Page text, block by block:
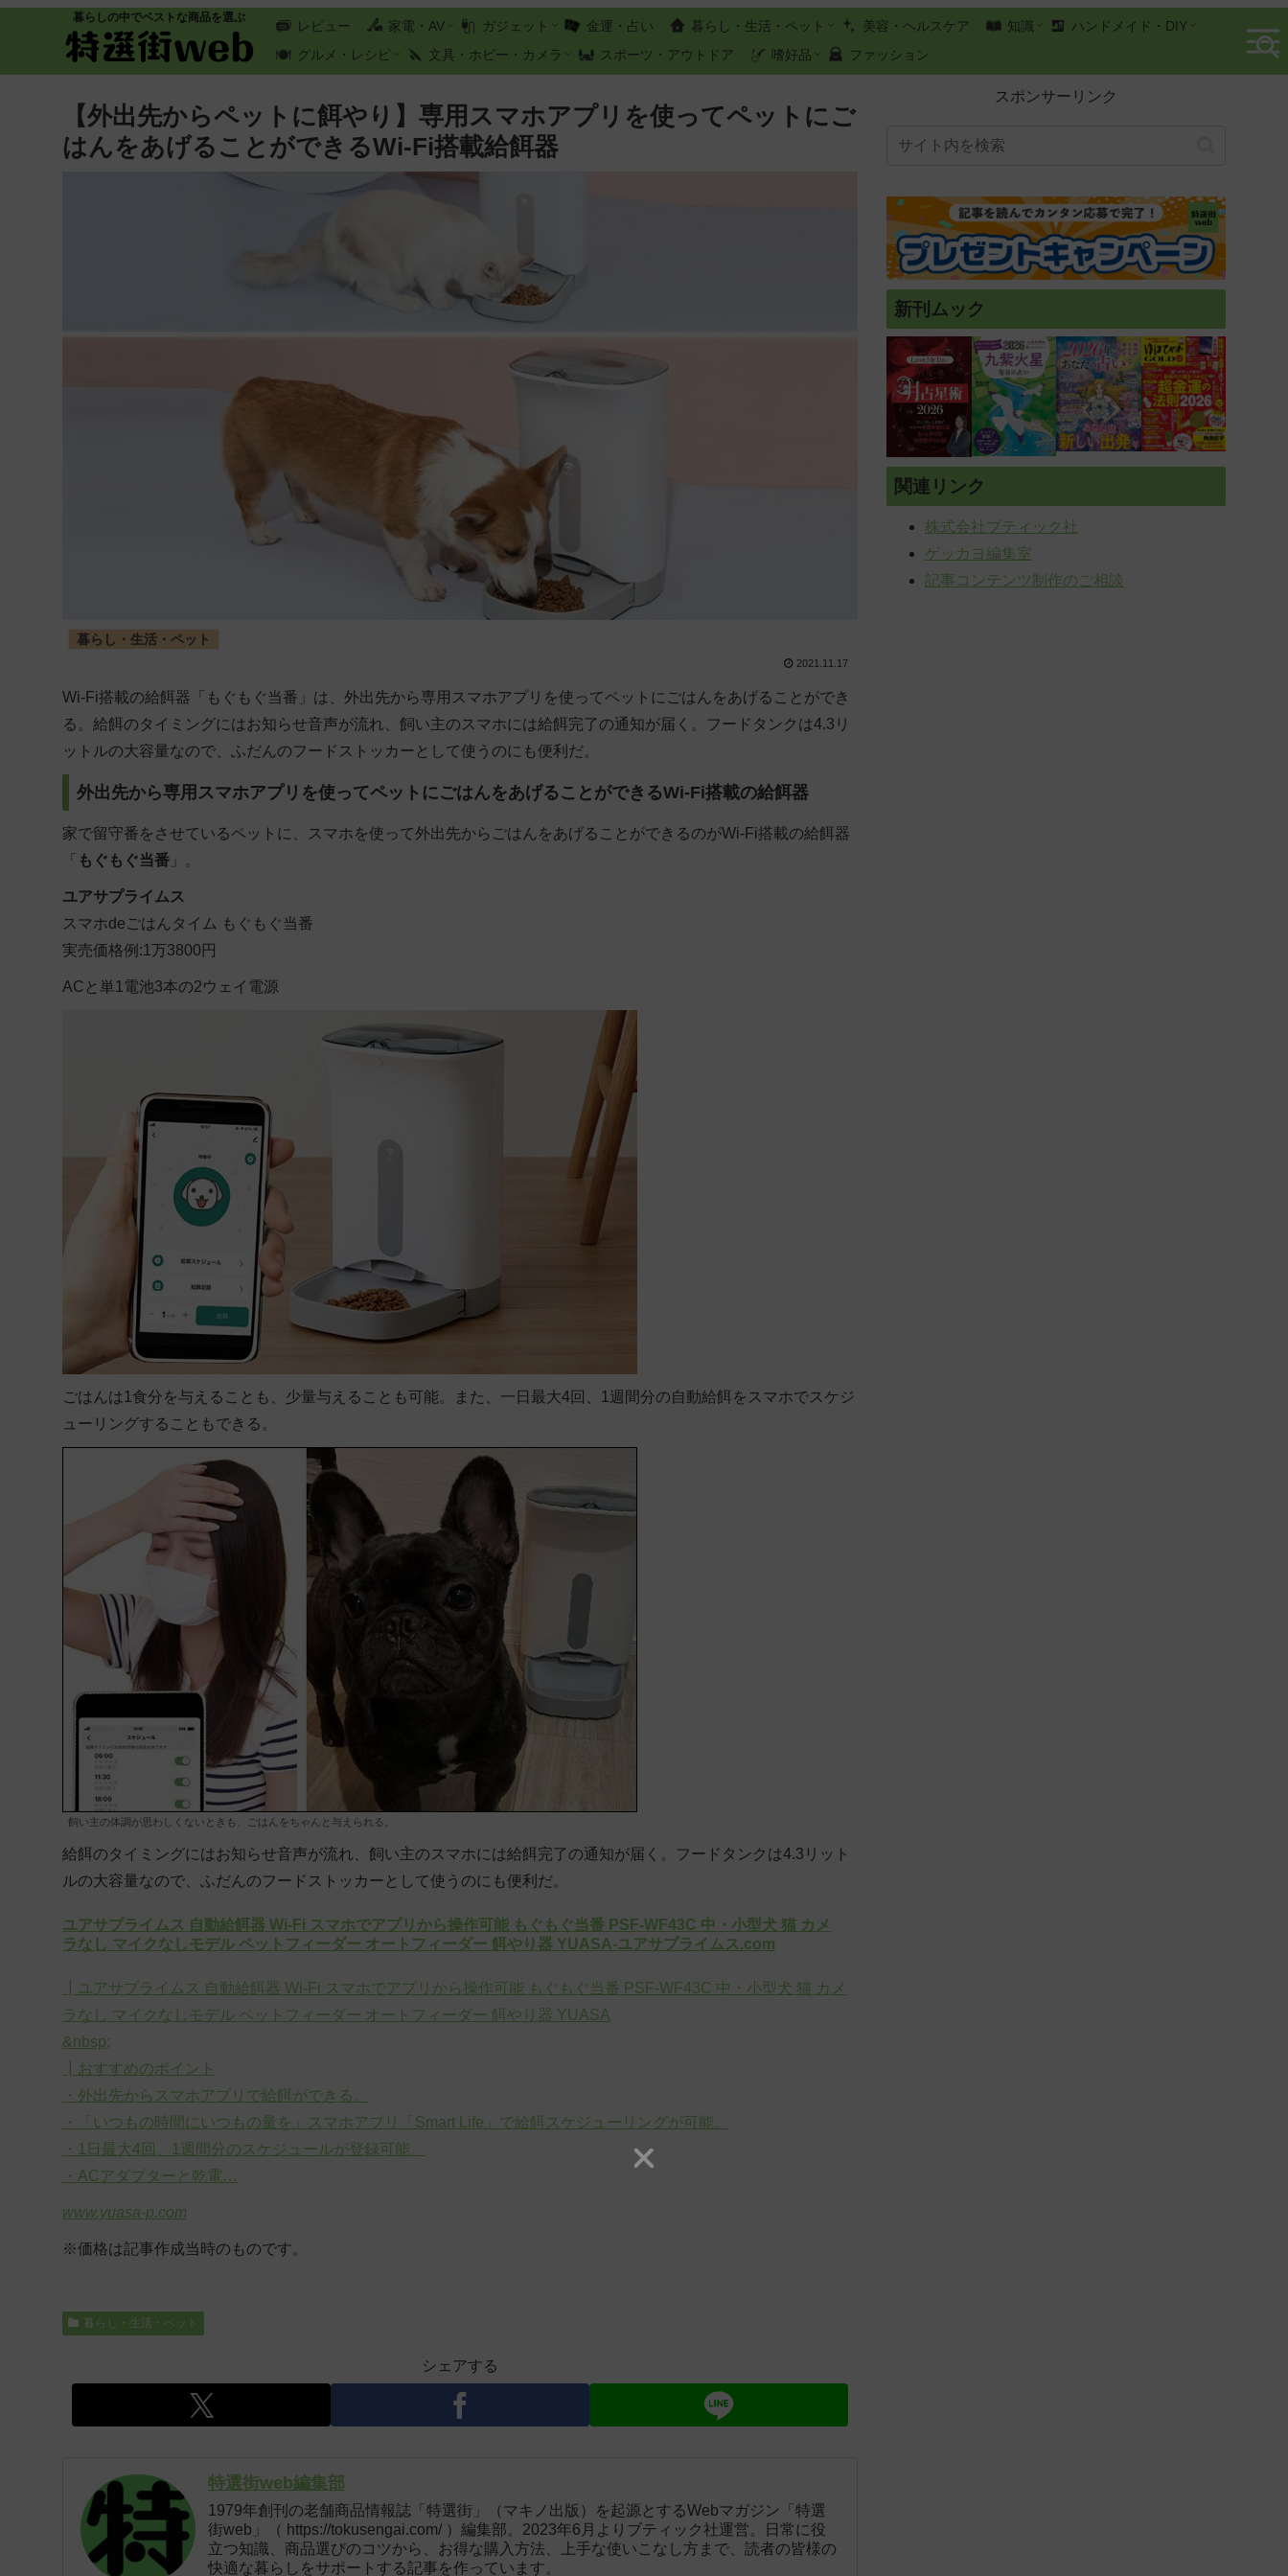
暮らしの中でベストな商品を選ぶ
レビュー 家電・AV ガジェット 金運・占い 暮らし・生活・ペット 美容・ヘルスケア 知識
ハンドメイド・DIY
グルメ・レシピ
文具・ホビー・カメラ スポーツ・アウトドア 嗜好品 ファッション
【外出先からペットに餌やり】専用スマホアプリを使ってペットにご
はんをあげることができるWi-Fi搭載給餌器
暮らし・生活・ペット
2021.11.17
Wi-Fi搭載の給餌器「もぐもぐ当番」は、外出先から専用スマホアプリを使ってペットにごはんをあげることができ
る。給餌のタイミングにはお知らせ音声が流れ、飼い主のスマホには給餌完了の通知が届く。フードタンクは4.3リ
ットルの大容量なので、ふだんのフードストッカーとして使うのにも便利だ。
外出先から専用スマホアプリを使ってペットにごはんをあげることができるWi-Fi搭載の給餌器
家で留守番をさせているペットに、スマホを使って外出先からごはんをあげることができるのがWi-Fi搭載の給餌器
「 もぐもぐ当番 」。
ユアサプライムス
スマホdeごはんタイム もぐもぐ当番
実売価格例:1万3800円
ACと単1電池3本の2ウェイ電源
ごはんは1食分を与えることも、少量与えることも可能。また、一日最大4回、1週間分の自動給餌をスマホでスケジ
ューリングすることもできる。
飼い主の体調が思わしくないときも、ごはんをちゃんと与えられる。
給餌のタイミングにはお知らせ音声が流れ、飼い主のスマホには給餌完了の通知が届く。フードタンクは4.3リット
ルの大容量なので、ふだんのフードストッカーとして使うのにも便利だ。
ユアサプライムス 自動給餌器 Wi-Fi スマホでアプリから操作可能 もぐもぐ当番 PSF-WF43C 中・小型犬 猫 カメ
ラなし マイクなしモデル ペットフィーダー オートフィーダー 餌やり器 YUASA-ユアサプライムス.com
┃ユアサプライムス 自動給餌器 Wi-Fi スマホでアプリから操作可能 もぐもぐ当番 PSF-WF43C 中・小型犬 猫 カメ
ラなし マイクなしモデル ペットフィーダー オートフィーダー 餌やり器 YUASA
&nbsp;
┃おすすめのポイント
・外出先からスマホアプリで給餌ができる。
・「いつもの時間にいつもの量を」スマホアプリ「Smart Life」で給餌スケジューリングが可能。
・1日最大4回、1週間分のスケジュールが登録可能。
・ACアダプターと乾電…
www.yuasa-p.com
※価格は記事作成当時のものです。
暮らし・生活・ペット
シェアする
特選街web編集部
1979年創刊の老舗商品情報誌「特選街」（マキノ出版）を起源とするWebマガジン「特選
街web」（ https://tokusengai.com/ ）編集部。2023年6月よりブティック社運営。日常に役
立つ知識、商品選びのコツから、お得な購入方法、上手な使いこなし方まで、読者の皆様の
快適な暮らしをサポートする記事を作っています。
スポンサーリンク
新刊ムック
関連リンク
株式会社ブティック社
ゲッカヨ編集室
記事コンテンツ制作のご相談